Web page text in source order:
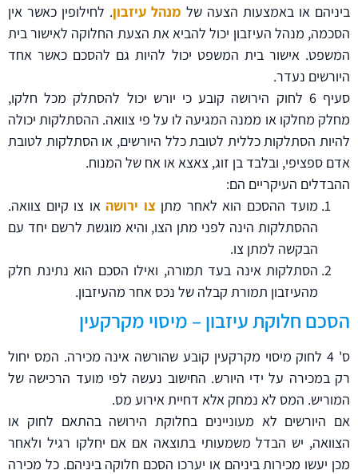
ביניהם או באמצעות הצעה של מנהל עיזבון. לחילופין כאשר אין
הסכמה, מנהל העיזבון יכול להביא את הצעת החלוקה לאישור בית
המשפט. אישור בית המשפט יכול להיות גם להסכם כאשר אחד
היורשים נעדר.
סעיף 6 לחוק הירושה קובע כי יורש יכול להסתלק מכל חלקו,
מחלק מחלקו או ממנה המגיעה לו על פי צוואה. ההסתלקות יכולה
להיות הסתלקות כללית לטובת כלל היורשים, או הסתלקות לטובת
אדם ספציפי, ובלבד בן זוג, צאצא או אח של המנוח.
ההבדלים העיקריים הם:
מועד ההסכם הוא לאחר מתןצו ירושה או צו קיום צוואה.
ההסתלקות הינה לפני מתן הצו, והיא מוגשת לרשם יחד עם
הבקשה למתן צו.
הסתלקות אינה בעד תמורה, ואילו הסכם הוא נתינת חלק
מהעיזבון תמורת קבלה של נכס אחר מהעיזבון.
הסכם חלוקת עיזבון – מיסוי מקרקעין
ס' 4 לחוק מיסוי מקרקעין קובע שהורשה אינה מכירה. המס יחול
רק במכירה על ידי היורש. החישוב נעשה לפי מועד הרכישה של
המוריש. המס לא נמחק אלא דחיית אירוע מס.
אם היורשים לא מעוניינים בחלוקת הירושה בהתאם לחוק או
הצוואה, יש הבדל משמעותי בתוצאה אם אם יחלקו רגיל ולאחר
מכן יעשו מכירות ביניהם או יערכו הסכם חלוקה ביניהם. כל מכירה